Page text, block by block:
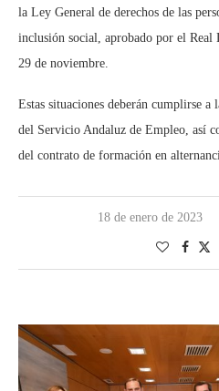
la Ley General de derechos de las
inclusión social, aprobado por el
29 de noviembre.
Estas situaciones deberán cumplirse a
del Servicio Andaluz de Empleo, así
del contrato de formación en
18 de enero de 2023